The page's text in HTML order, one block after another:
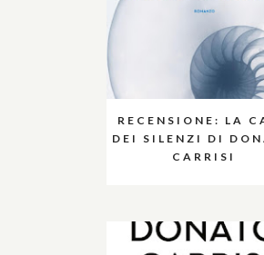
RECENSIONE: LA
DEI SILENZI DI
CARRISI